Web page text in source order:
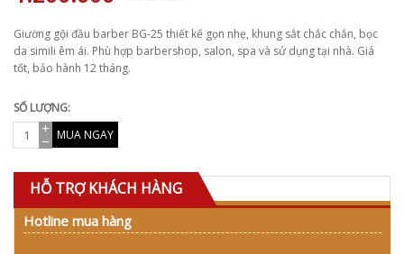
Giường gội đầu barber BG-25 thiết kế gọn nhẹ, khung sắt chắc chắn, bọc
da simili êm ái. Phù hợp barbershop, salon, spa và sử dụng tại nhà. Giá
tốt, bảo hành 12 tháng.
SỐ LƯỢNG:
MUA NGAY
HỖ TRỢ KHÁCH HÀNG
Hotline mua hàng